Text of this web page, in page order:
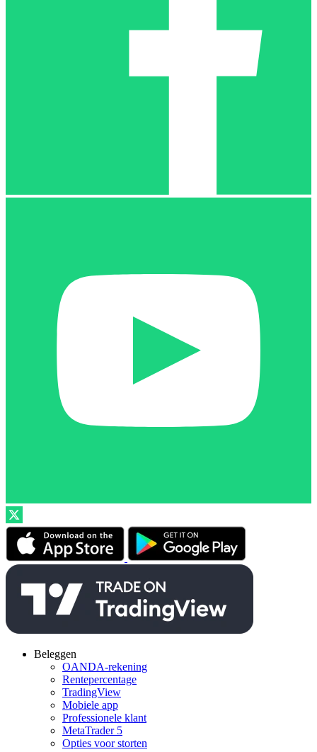
Beleggen
OANDA-rekening
Rentepercentage
TradingView
Mobiele app
Professionele klant
MetaTrader 5
Opties voor storten